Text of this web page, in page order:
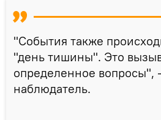
"События также
"день тишины". Это
определенное вопросы",
наблюдатель.